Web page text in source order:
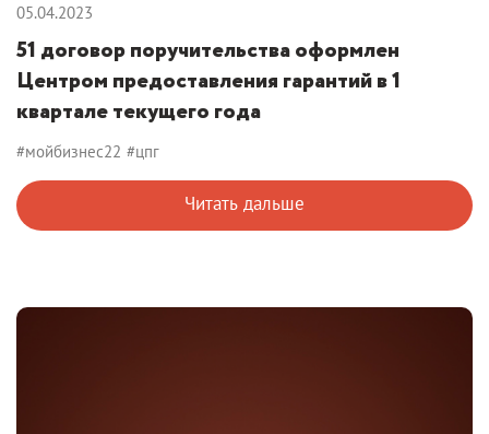
05.04.2023
51 договор поручительства оформлен
Центром предоставления гарантий в 1
квартале текущего года
#мойбизнес22 #цпг
Читать дальше